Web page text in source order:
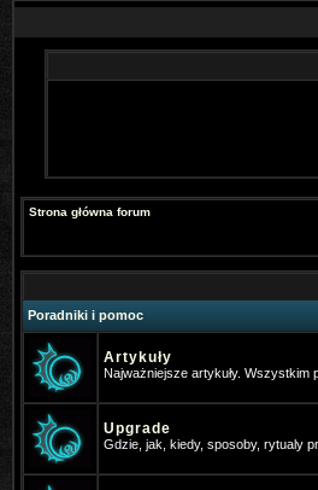
Strona główna forum
Poradniki i pomoc
Artykuły
Najważniejsze artykuły.
Upgrade
Gdzie, jak, kiedy, sposoby, rytualy